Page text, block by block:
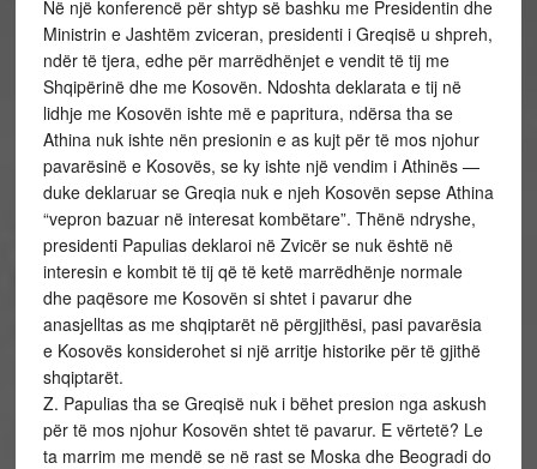
Në një konferencë për shtyp së bashku me Presidentin dhe
Ministrin e Jashtëm zviceran, presidenti i Greqisë u shpreh,
ndër të tjera, edhe për marrëdhënjet e vendit të tij me
Shqipërinë dhe me Kosovën. Ndoshta deklarata e tij në
lidhje me Kosovën ishte më e papritura, ndërsa tha se
Athina nuk ishte nën presionin e as kujt për të mos njohur
pavarësinë e Kosovës, se ky ishte një vendim i Athinës —
duke deklaruar se Greqia nuk e njeh Kosovën sepse Athina
“vepron bazuar në interesat kombëtare”. Thënë ndryshe,
presidenti Papulias deklaroi në Zvicër se nuk është në
interesin e kombit të tij që të ketë marrëdhënje normale
dhe paqësore me Kosovën si shtet i pavarur dhe
anasjelltas as me shqiptarët në përgjithësi, pasi pavarësia
e Kosovës konsiderohet si një arritje historike për të gjithë
shqiptarët.
Z. Papulias tha se Greqisë nuk i bëhet presion nga askush
për të mos njohur Kosovën shtet të pavarur. E vërtetë? Le
ta marrim me mendë se në rast se Moska dhe Beogradi do